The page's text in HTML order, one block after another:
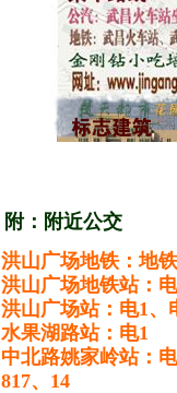
附：附近公交 （
洪山广场地铁：地
洪山广场地铁站：
洪山广场站：电1、
水果湖路站：电1
中北路姚家岭站：
817、14